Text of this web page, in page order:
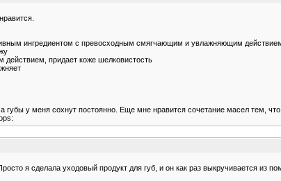
ингредиентом с превосходным смягчающим и увлажняющим действием
придает коже шелковистость
у меня сохнут постоянно. Еще мне нравится сочетание масел тем,
я сделала уходовый продукт для губ, и он как раз выкручивается